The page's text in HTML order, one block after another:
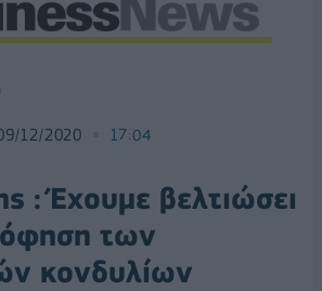
12/2020 17:04
: Έχουμε βελτιώσει
των
κονδυλίων